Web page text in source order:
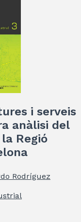
i serveis
anàlisi del
Regió
Rodríguez